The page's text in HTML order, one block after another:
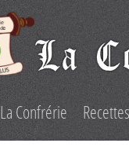
La Confrérie Recettes